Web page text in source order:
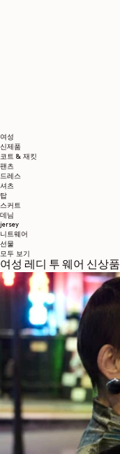
여성
신제품
코트 & 재킷
팬츠
드레스
셔츠
탑
스커트
데님
jersey
니트웨어
선물
모두 보기
여성 레디 투 웨어 신상품